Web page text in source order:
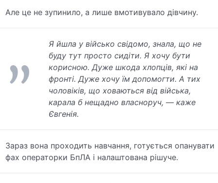
Але це не зупинило, а лише вмотивувало дівчину.
Я йшла у військо свідомо, знала, що не
буду тут просто сидіти. Я хочу бути
корисною. Дуже шкода хлопців, які на
фронті. Дуже хочу їм допомогти. А тих
чоловіків, що ховаються від війська,
карала б нещадно власноруч, — каже
Євгенія.
Зараз вона проходить навчання, готується опанувати
фах операторки БпЛА і налаштована рішуче.